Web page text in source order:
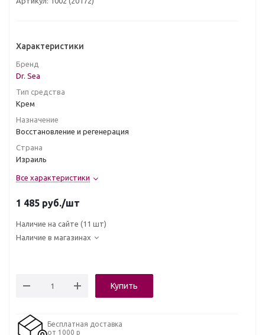
Характеристики
Бренд
Dr. Sea
Тип средства
Крем
Назначение
Восстановление и регенерация
Страна
Израиль
Все характеристики
1 485 руб./шт
Наличие на сайте (11 шт)
Наличие в магазинах
Купить
Бесплатная доставка
от 1000 р